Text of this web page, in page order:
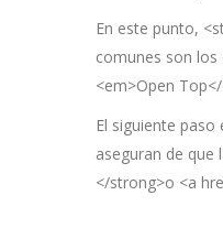
En este punto,
comunes son los
<em>Open
El siguiente
aseguran de que
</strong>o <a